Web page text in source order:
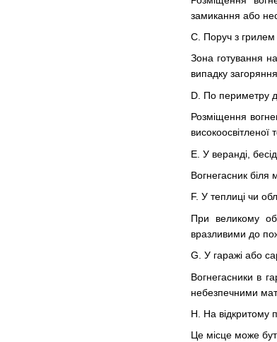
замикання або
C. Поруч з
Зона готування
випадку
D. По периметру
Розміщення
високоосвітленої
E. У веранді,
Вогнегасник біля
F. У теплиці чи
При великому
вразливими до
G. У гаражі або
Вогнегасники в
небезпечними
H. На відкритому
Це місце може